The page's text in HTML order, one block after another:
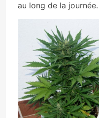
au long de la journée.